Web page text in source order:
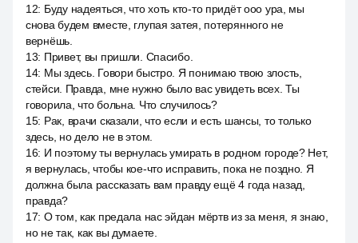
12: Буду надеяться, что хоть кто-то придёт ооо ура, мы
снова будем вместе, глупая затея, потерянного не
вернёшь.
13: Привет, вы пришли. Спасибо.
14: Мы здесь. Говори быстро. Я понимаю твою злость,
стейси. Правда, мне нужно было вас увидеть всех. Ты
говорила, что больна. Что случилось?
15: Рак, врачи сказали, что если и есть шансы, то только
здесь, но дело не в этом.
16: И поэтому ты вернулась умирать в родном городе? Нет,
я вернулась, чтобы кое-что исправить, пока не поздно. Я
должна была рассказать вам правду ещё 4 года назад,
правда?
17: О том, как предала нас эйдан мёртв из за меня, я знаю,
но не так, как вы думаете.